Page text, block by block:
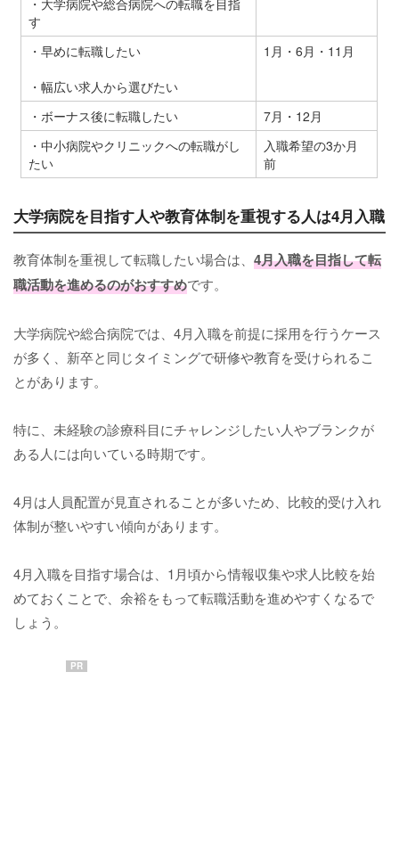
す
・早めに転職したい
・幅広い求人から選びたい
1月・6月・11月
・ボーナス後に転職したい
7月・12月
・中小病院やクリニックへの転職がし
たい
入職希望の3か月
前
大学病院を目指す人や教育体制を重視する人は4月入職
教育体制を重視して転職したい場合は、 4月入職を目指して転
職活動を進めるのがおすすめです。
大学病院や総合病院では、4月入職を前提に採用を行うケース
が多く、新卒と同じタイミングで研修や教育を受けられるこ
とがあります。
特に、未経験の診療科目にチャレンジしたい人やブランクが
ある人には向いている時期です。
4月は人員配置が見直されることが多いため、比較的受け入れ
体制が整いやすい傾向があります。
4月入職を目指す場合は、1月頃から情報収集や求人比較を始
めておくことで、余裕をもって転職活動を進めやすくなるで
しょう。
PR